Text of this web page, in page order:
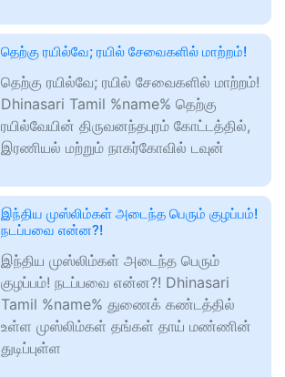
தெற்கு ரயில்வே; ரயில் சேவைகளில் மாற்றம்!
தெற்கு ரயில்வே; ரயில் சேவைகளில் மாற்றம்!
Dhinasari Tamil %name% தெற்கு
ரயில்வேயின் திருவனந்தபுரம் கோட்டத்தில்,
இரணியல் மற்றும் நாகர்கோவில் டவுன்
இந்திய முஸ்லிம்கள் அடைந்த பெரும் குழப்பம்!
நடப்பவை என்ன?!
இந்திய முஸ்லிம்கள் அடைந்த பெரும்
குழப்பம்! நடப்பவை என்ன?! Dhinasari
Tamil %name% துணைக் கண்டத்தில்
உள்ள முஸ்லிம்கள் தங்கள் தாய் மண்ணின்
துடிப்புள்ள